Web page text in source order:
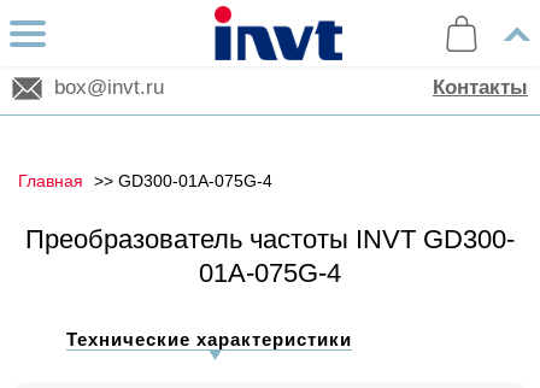
box@invt.ru Контакты
Главная GD300-01A-075G-4
Преобразователь частоты INVT GD300-
01A-075G-4
Технические характеристики